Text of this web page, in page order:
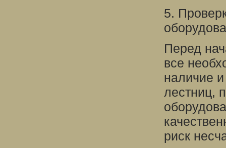
5.
Перед
все
наличие
лестниц,
риск